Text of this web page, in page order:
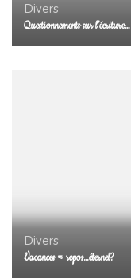
Divers
Questionnements sur l’écriture…
Divers
Vacances = repos…éternel?